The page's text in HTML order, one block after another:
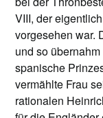
VIII, der
vorgesehen war.
und so
spanische
vermählte Frau
rationalen